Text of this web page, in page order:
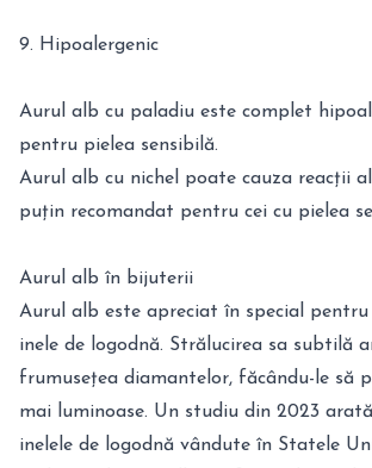
9. Hipoalergenic
Aurul alb cu paladiu este complet
pentru pielea sensibilă.
Aurul alb cu nichel poate cauza reacții
puțin recomandat pentru cei cu pielea
Aurul alb în bijuterii
Aurul alb este apreciat în special pentru
inele de logodnă. Strălucirea sa subtilă
frumusețea diamantelor, făcându-le să
mai luminoase. Un studiu din 2023
inelele de logodnă vândute în Statele